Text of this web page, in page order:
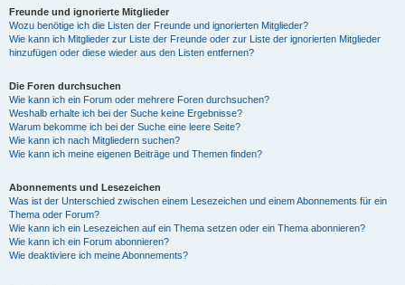
Freunde und ignorierte Mitglieder
Wozu benötige ich die Listen der Freunde und ignorierten Mitglieder?
Wie kann ich Mitglieder zur Liste der Freunde oder zur Liste der ignorierten Mitglieder
hinzufügen oder diese wieder aus den Listen entfernen?
Die Foren durchsuchen
Wie kann ich ein Forum oder mehrere Foren durchsuchen?
Weshalb erhalte ich bei der Suche keine Ergebnisse?
Warum bekomme ich bei der Suche eine leere Seite?
Wie kann ich nach Mitgliedern suchen?
Wie kann ich meine eigenen Beiträge und Themen finden?
Abonnements und Lesezeichen
Was ist der Unterschied zwischen einem Lesezeichen und einem Abonnements für ein
Thema oder Forum?
Wie kann ich ein Lesezeichen auf ein Thema setzen oder ein Thema abonnieren?
Wie kann ich ein Forum abonnieren?
Wie deaktiviere ich meine Abonnements?